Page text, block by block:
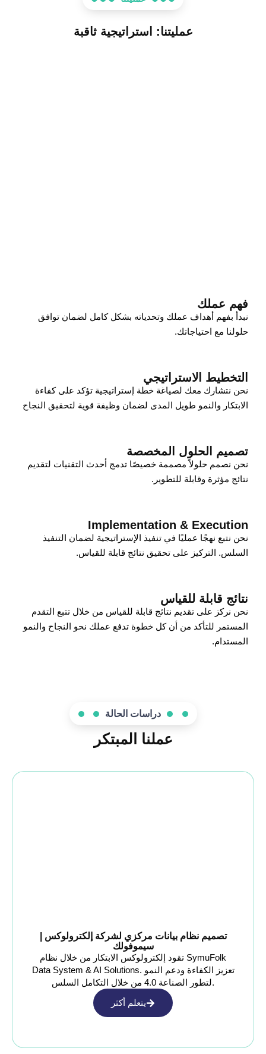
عمليتنا: استراتيجية ثاقبة
فهم عملك
نبدأ بفهم أهداف عملك وتحدياته بشكل كامل لضمان توافق
حلولنا مع احتياجاتك.
التخطيط الاستراتيجي
نحن نتشارك معك لصياغة خطة إستراتيجية تؤكد على كفاءة
الابتكار والنمو طويل المدى لضمان وظيفة قوية لتحقيق النجاح
تصميم الحلول المخصصة
نحن نصمم حلولاً مصممة خصيصًا تدمج أحدث التقنيات لتقديم
نتائج مؤثرة وقابلة للتطوير.
Implementation & Execution
نحن نتبع نهجًا عمليًا في تنفيذ الإستراتيجية لضمان التنفيذ
السلس. التركيز على تحقيق نتائج قابلة للقياس.
نتائج قابلة للقياس
نحن نركز على تقديم نتائج قابلة للقياس من خلال تتبع التقدم
المستمر للتأكد من أن كل خطوة تدفع عملك نحو النجاح والنمو
المستدام.
دراسات الحالة
عملنا المبتكر
تصميم نظام بيانات مركزي لشركة إلكترولوكس |
سيموفولك
تقود إلكترولوكس الابتكار من خلال نظام SymuFolk
Data System & AI Solutions. تعزيز الكفاءة ودعم النمو
لتطور الصناعة 4.0 من خلال التكامل السلس.
يتعلم أكثر